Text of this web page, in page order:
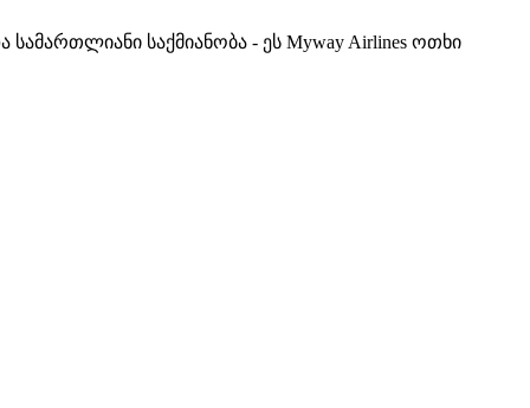
საქმიანობა - ეს Myway Airlines ოთხი